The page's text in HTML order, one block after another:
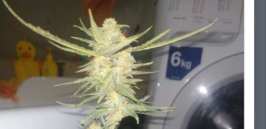
220вольт на радиаторах) вентилятор на выдув) и